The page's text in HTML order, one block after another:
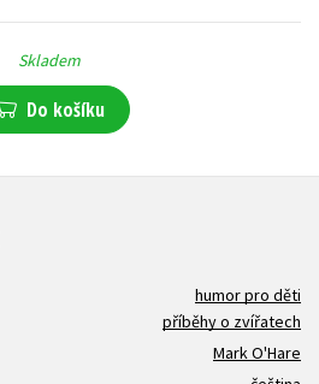
Skladem
Do košíku
humor pro děti
příběhy o zvířatech
Mark O'Hare